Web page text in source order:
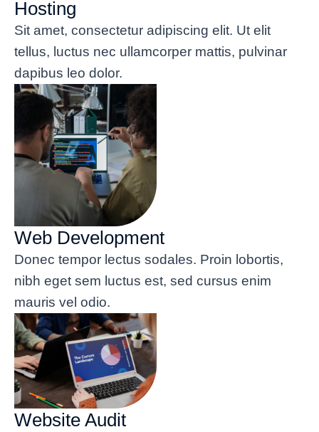
Hosting
Sit amet, consectetur adipiscing elit. Ut elit
tellus, luctus nec ullamcorper mattis, pulvinar
dapibus leo dolor.
Web Development
Donec tempor lectus sodales. Proin lobortis,
nibh eget sem luctus est, sed cursus enim
mauris vel odio.
Website Audit